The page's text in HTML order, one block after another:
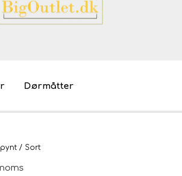
- bliv miljøvenlig
Dørmåtter
/ Sort